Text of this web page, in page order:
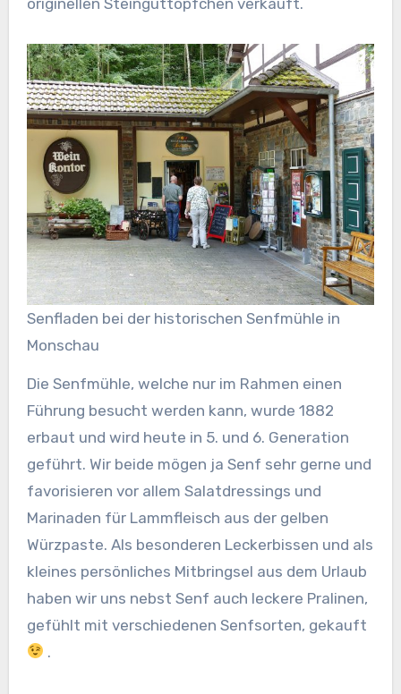
originellen Steinguttöpfchen verkauft.
Senfladen bei der historischen Senfmühle in
Monschau
Die Senfmühle, welche nur im Rahmen einen
Führung besucht werden kann, wurde 1882
erbaut und wird heute in 5. und 6. Generation
geführt. Wir beide mögen ja Senf sehr gerne und
favorisieren vor allem Salatdressings und
Marinaden für Lammfleisch aus der gelben
Würzpaste. Als besonderen Leckerbissen und als
kleines persönliches Mitbringsel aus dem Urlaub
haben wir uns nebst Senf auch leckere Pralinen,
gefühlt mit verschiedenen Senfsorten, gekauft
.